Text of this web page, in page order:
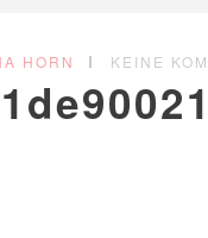
HORN KEINE